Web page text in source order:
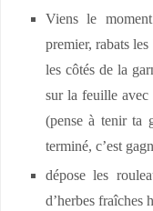
Viens le
premier, rabats
les côtés de la
sur la feuille avec
(pense à tenir ta
terminé, c’est
dépose les
d’herbes fraîches